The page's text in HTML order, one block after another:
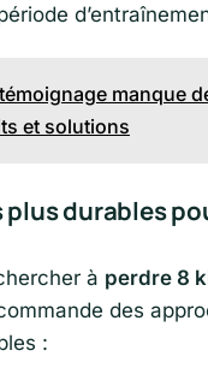
témoignage manque
et solutions
durables
à perdre 8
des
: